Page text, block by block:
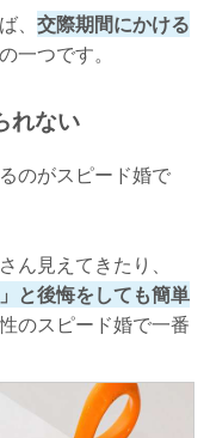
、 交際期間にかける
一つです。
れない
のがスピード婚で
ん見えてきたり、
と後悔をしても簡単
のスピード婚で一番